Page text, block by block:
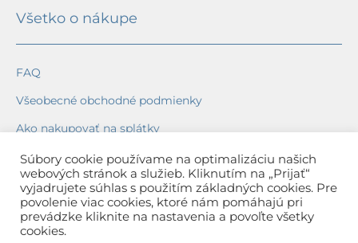
Všetko o nákupe
FAQ
Všeobecné obchodné podmienky
Ako nakupovať na splátky
Ochrana osobných údajov
Reklamačný poriadok
Spôsob a cena dopravy
Súbory cookie používame na optimalizáciu našich
webových stránok a služieb. Kliknutím na „Prijať“
vyjadrujete súhlas s použitím základných cookies. Pre
povolenie viac cookies, ktoré nám pomáhajú pri
prevádzke kliknite na nastavenia a povoľte všetky
cookies.